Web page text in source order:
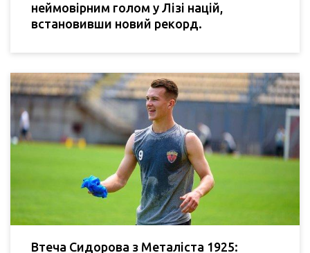
неймовірним голом у Лізі націй,
встановивши новий рекорд.
Втеча Сидорова з Металіста 1925: